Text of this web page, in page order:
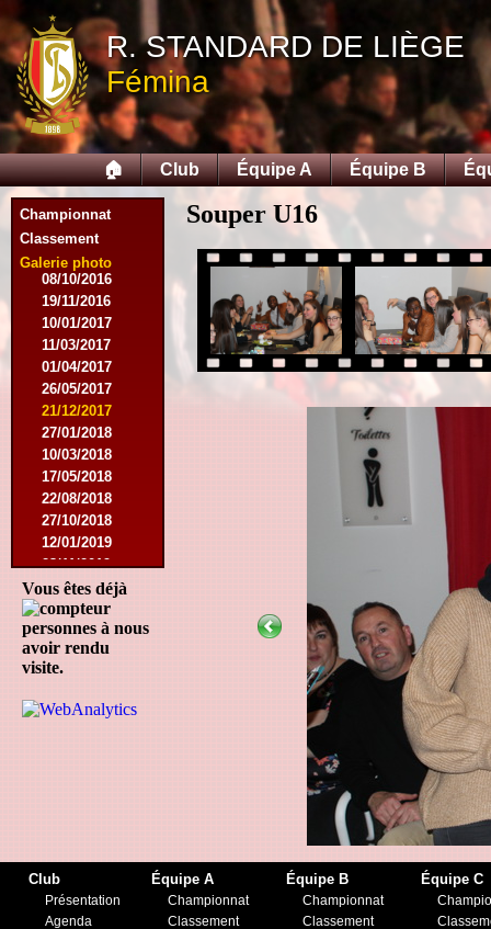
R. STANDARD DE LIÈGE
Fémina
🏠 Club Équipe A Équipe B
Championnat
Classement
Galerie photo
05/12/2015
12/12/2015
09/02/2016
27/02/2016
09/03/2016
12/03/2016
19/03/2016
16/04/2016
21/05/2016
27/05/2016
09/08/2016
20/08/2016
08/10/2016
19/11/2016
10/01/2017
11/03/2017
01/04/2017
26/05/2017
21/12/2017
27/01/2018
10/03/2018
17/05/2018
22/08/2018
27/10/2018
12/01/2019
23/11/2019
Vous êtes déjà
personnes à nous
avoir rendu
visite.
Souper U16
Club
Présentation
Agenda
Équipe A
Championnat
Classement
Équipe B
Championnat
Classement
Équipe C